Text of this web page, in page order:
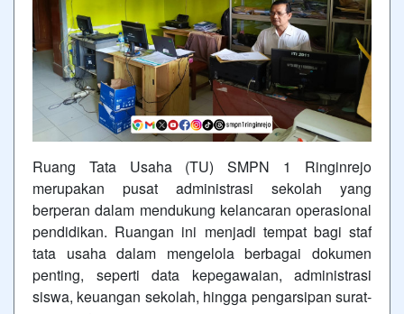
Ruang Tata Usaha (TU) SMPN 1 Ringinrejo
merupakan pusat administrasi sekolah yang
berperan dalam mendukung kelancaran operasional
pendidikan. Ruangan ini menjadi tempat bagi staf
tata usaha dalam mengelola berbagai dokumen
penting, seperti data kepegawaian, administrasi
siswa, keuangan sekolah, hingga pengarsipan surat-